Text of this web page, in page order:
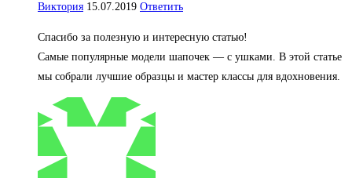
Виктория 15.07.2019 Ответить
Спасибо за полезную и интересную статью!
Самые популярные модели шапочек — с ушками. В этой статье
мы собрали лучшие образцы и мастер классы для вдохновения.